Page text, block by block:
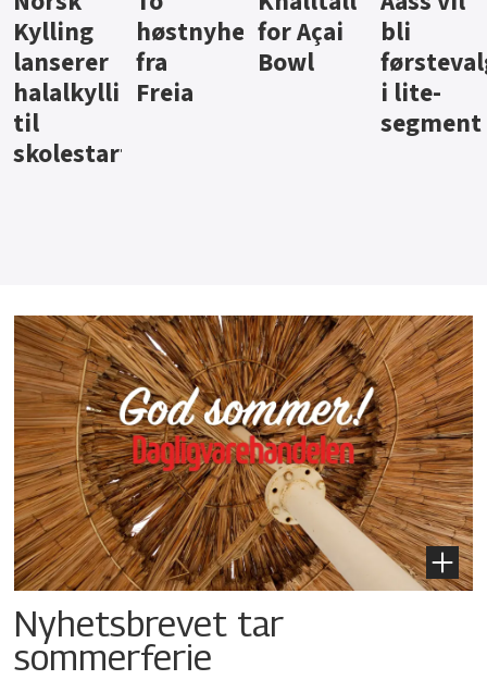
for Açai
Bowl
bli
førstevalg
i lite-
jus fra
Berentsen
iste fra
Hansa
Nyhetsbrevet tar
sommerferie